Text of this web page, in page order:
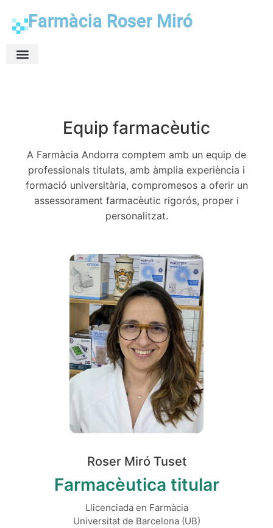
Farmàcia Roser Miró
Equip farmacèutic
A Farmàcia Andorra comptem amb un equip de
professionals titulats, amb àmplia experiència i
formació universitària, compromesos a oferir un
assessorament farmacèutic rigorós, proper i
personalitzat.
Roser Miró Tuset
Farmacèutica titular
Llicenciada en Farmàcia
Universitat de Barcelona (UB)